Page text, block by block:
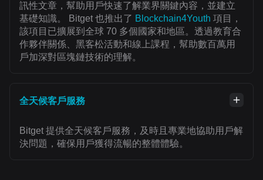
訊性文章，幫助用戶快速了解業界關鍵內容，並建立
基礎知識。 Bitget 也推出了 Blockchain4Youth 項目，
該項目已擴展到全球 70 多個國家和地區。透過教育合
作夥伴關係、黑客松活動和線上課程，幫助數百萬用
戶加深對區塊鏈技術的理解。
全天候客戶服務
Bitget 提供全天候客戶服務，及時且專業地協助用戶解
決問題，確保用戶獲得流暢的整體體驗。